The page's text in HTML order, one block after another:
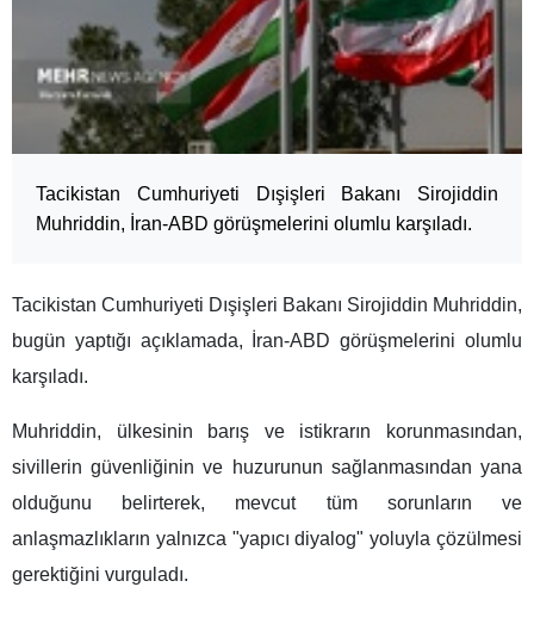
Tacikistan Cumhuriyeti Dışişleri Bakanı Sirojiddin
Muhriddin, İran-ABD görüşmelerini olumlu karşıladı.
Tacikistan Cumhuriyeti Dışişleri Bakanı Sirojiddin Muhriddin,
bugün yaptığı açıklamada, İran-ABD görüşmelerini olumlu
karşıladı.
Muhriddin, ülkesinin barış ve istikrarın korunmasından,
sivillerin güvenliğinin ve huzurunun sağlanmasından yana
olduğunu belirterek, mevcut tüm sorunların ve
anlaşmazlıkların yalnızca "yapıcı diyalog" yoluyla çözülmesi
gerektiğini vurguladı.